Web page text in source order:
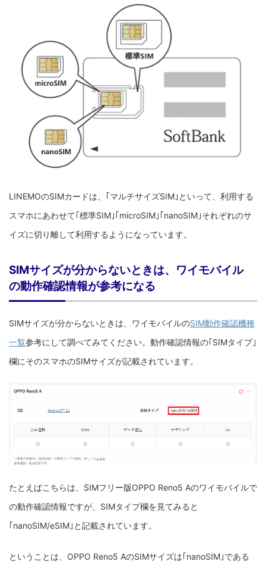
LINEMOのSIMカードは、｢マルチサイズSIM｣といって、利用する
スマホにあわせて｢標準SIM｣｢microSIM｣｢nanoSIM｣それぞれのサ
イズに切り離して利用するようになっています。
SIMサイズが分からないときは、ワイモバイル
の動作確認情報が参考になる
SIMサイズが分からないときは、ワイモバイルのSIM動作確認機種
一覧参考にして調べてみてください。動作確認情報の｢SIMタイプ｣
欄にそのスマホのSIMサイズが記載されています。
たとえばこちらは、SIMフリー版OPPO Reno5 Aのワイモバイルで
の動作確認情報ですが、SIMタイプ欄を見てみると
｢nanoSIM/eSIM｣と記載されています。
ということは、OPPO Reno5 AのSIMサイズは｢nanoSIM｣である